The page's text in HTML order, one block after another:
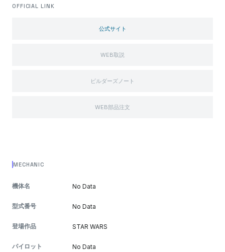
OFFICIAL LINK
公式サイト
WEB取説
ビルダーズノート
WEB部品注文
MECHANIC
機体名 No Data
型式番号 No Data
登場作品 STAR WARS
パイロット No Data